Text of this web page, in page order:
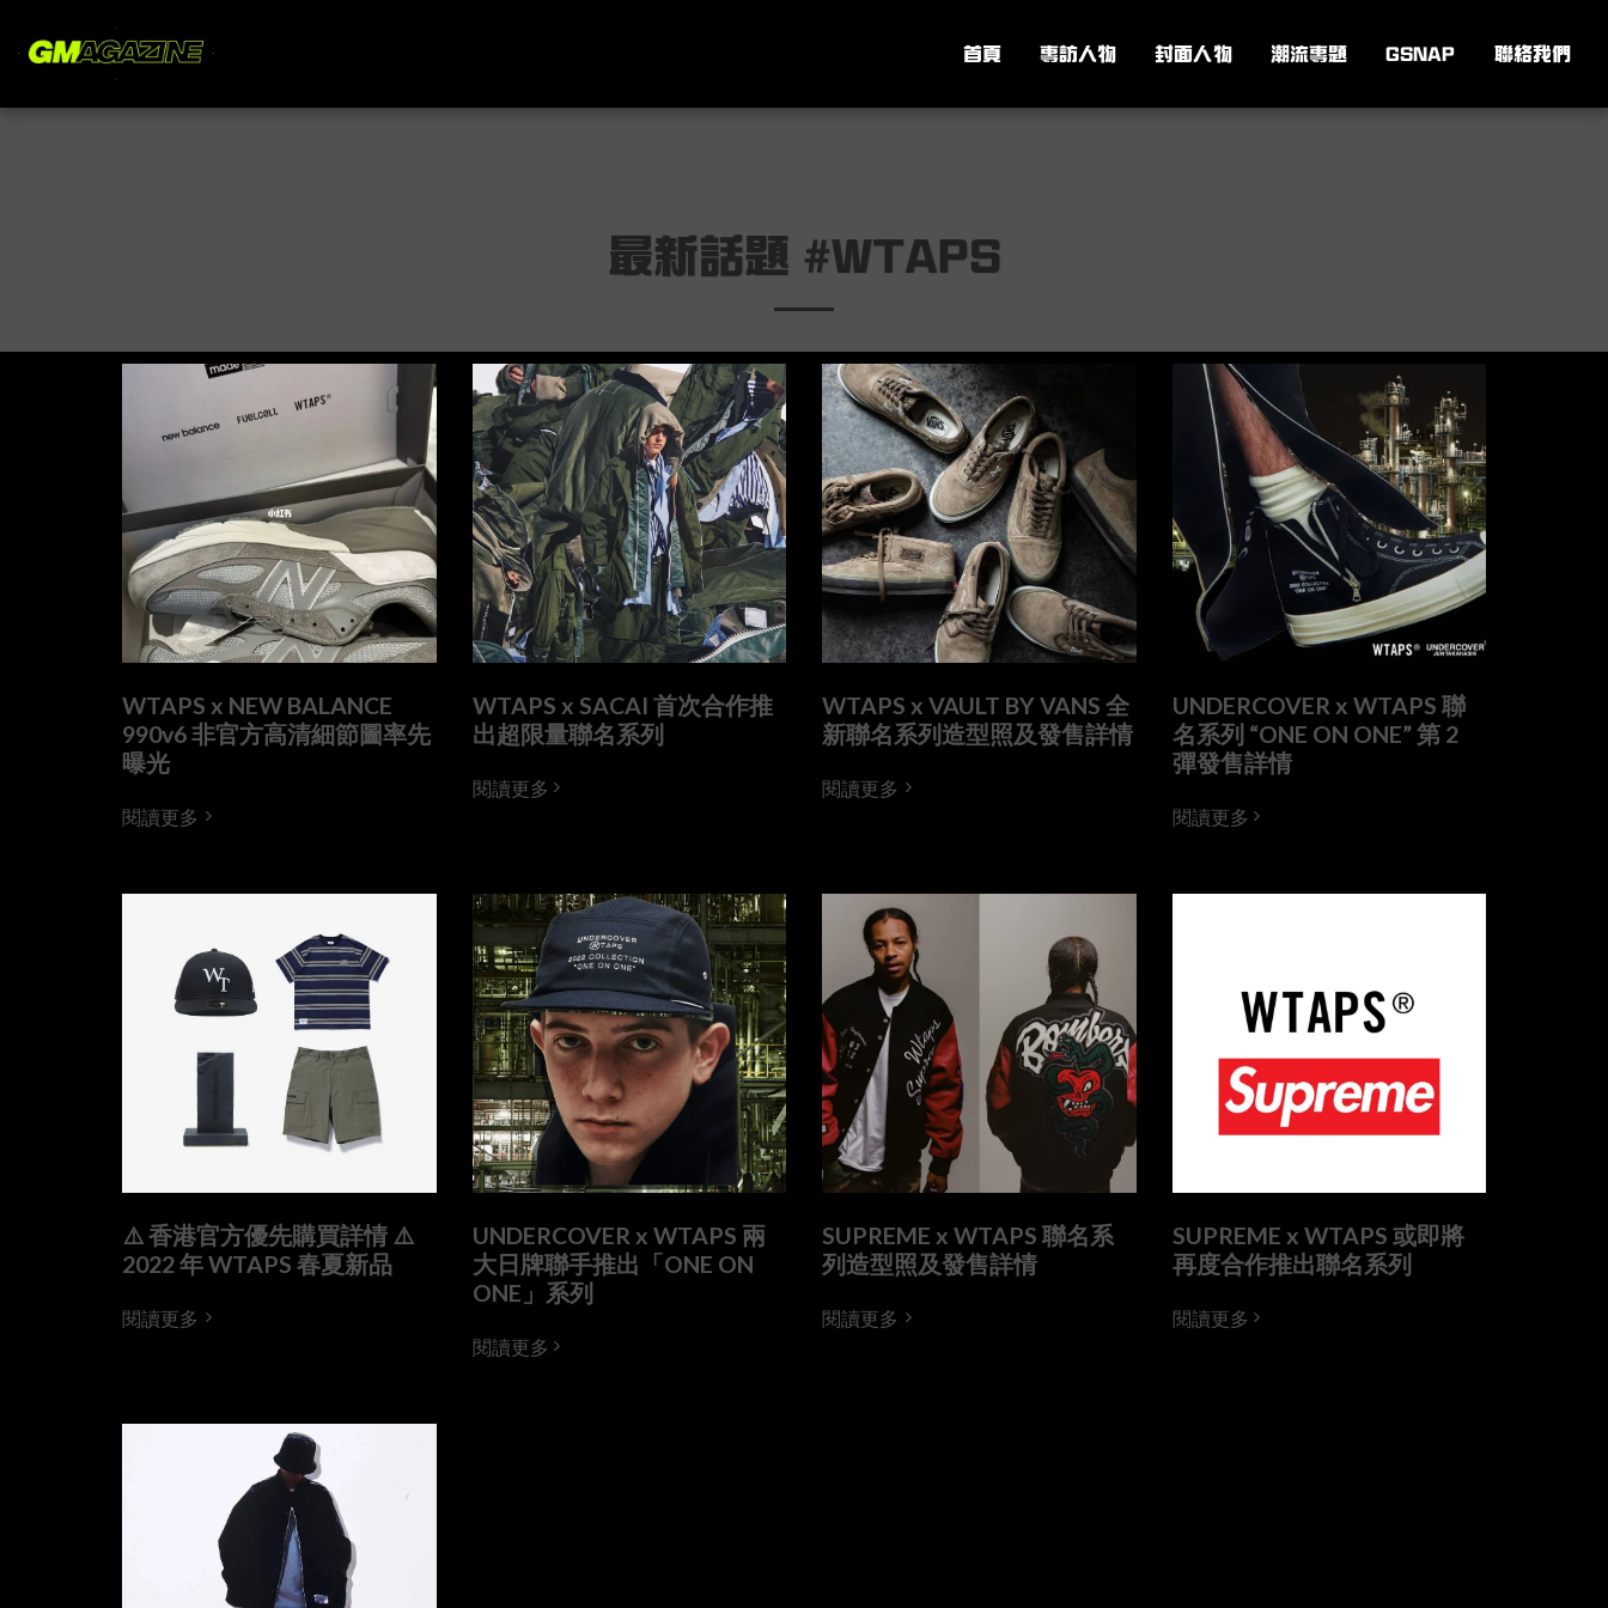
首頁 專訪人物 封面人物 潮流專題 GSNAP 聯絡我們
最新話題 #WTAPS
WTAPS x NEW BALANCE
990v6 非官方高清細節圖率先
曝光
閱讀更多
WTAPS x SACAI 首次合作推
出超限量聯名系列
閱讀更多
WTAPS x VAULT BY VANS 全
新聯名系列造型照及發售詳情
閱讀更多
UNDERCOVER x WTAPS 聯
名系列 “ONE ON ONE” 第 2
彈發售詳情
閱讀更多
⚠️ 香港官方優先購買詳情 ⚠️
2022 年 WTAPS 春夏新品
閱讀更多
UNDERCOVER x WTAPS 兩
大日牌聯手推出「ONE ON
ONE」系列
閱讀更多
SUPREME x WTAPS 聯名系
列造型照及發售詳情
閱讀更多
SUPREME x WTAPS 或即將
再度合作推出聯名系列
閱讀更多